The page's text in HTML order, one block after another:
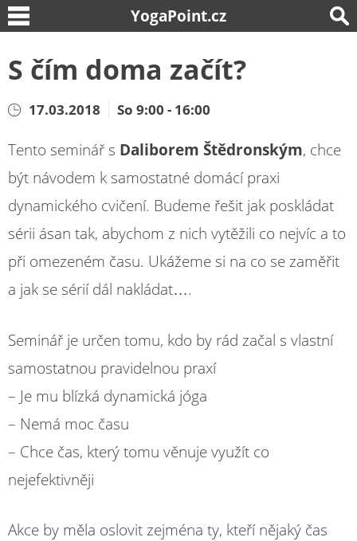
YogaPoint.cz
S čím doma začít?
17.03.2018 So 9:00 - 16:00
Tento seminář s Daliborem Štědronským, chce
být návodem k samostatné domácí praxi
dynamického cvičení. Budeme řešit jak poskládat
sérii ásan tak, abychom z nich vytěžili co nejvíc a to
při omezeném času. Ukážeme si na co se zaměřit
a jak se sérií dál nakládat….
Seminář je určen tomu, kdo by rád začal s vlastní
samostatnou pravidelnou praxí
– Je mu blízká dynamická jóga
– Nemá moc času
– Chce čas, který tomu věnuje využít co
nejefektivněji
Akce by měla oslovit zejména ty, kteří nějaký čas